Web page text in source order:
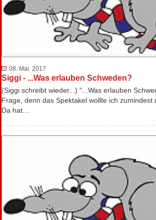
08. Mai. 2017
Siggi - ...Was erlauben Schweden?
(Siggi schreibt wieder...) "...Was erlauben
Frage, denn das Spektakel wollte ich zumindest
Da hat…